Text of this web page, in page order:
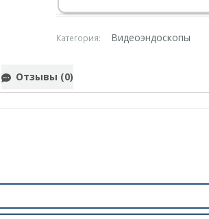
Категория: Видеоэндоскопы
Отзывы (0)